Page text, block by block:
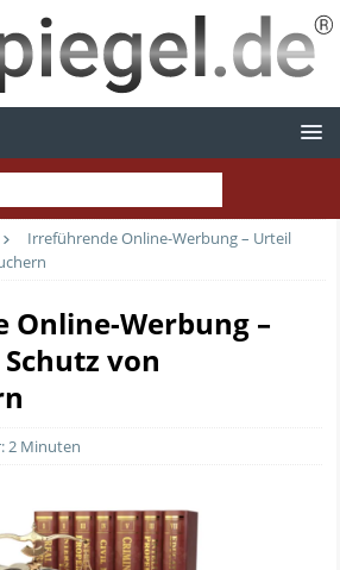
Irreführende Online-Werbung – Urteil
Werbung –
von
2 Minuten